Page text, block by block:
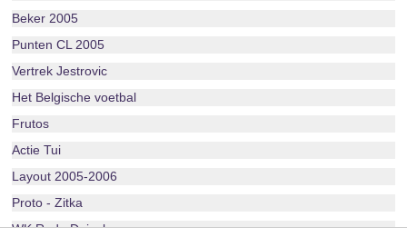
Beker 2005
Punten CL 2005
Vertrek Jestrovic
Het Belgische voetbal
Frutos
Actie Tui
Layout 2005-2006
Proto - Zitka
WK Rode Duivels